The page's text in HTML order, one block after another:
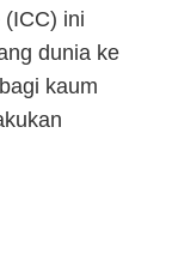
ini
dunia ke
kaum